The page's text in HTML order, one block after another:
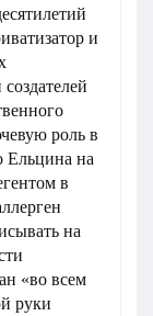
и
роль в
Ельцина на
в
на
«во всем
руки